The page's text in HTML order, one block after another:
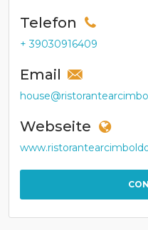
Telefon
+ 39030916409
Email
Webseite